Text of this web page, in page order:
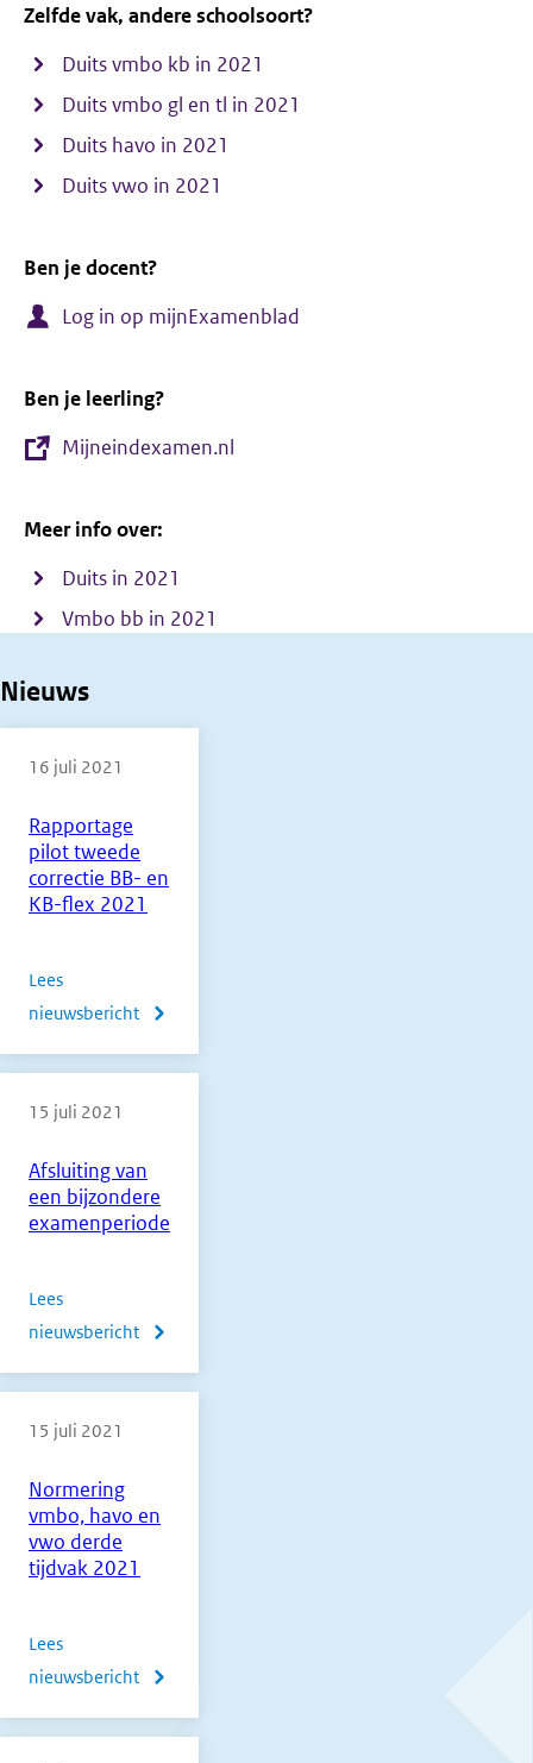
Zelfde vak, andere schoolsoort?
Duits vmbo kb in 2021
Duits vmbo gl en tl in 2021
Duits havo in 2021
Duits vwo in 2021
Ben je docent?
Log in op mijnExamenblad
Ben je leerling?
Mijneindexamen.nl
Meer info over:
Duits in 2021
Vmbo bb in 2021
Nieuws
Rapportage
pilot tweede
correctie BB- en
KB-flex 2021
16 juli 2021
Lees
nieuwsbericht
over
pilot
BB-
en
Afsluiting van
een bijzondere
examenperiode
15 juli 2021
Lees
nieuwsbericht
over
van
Normering
vmbo, havo en
vwo derde
tijdvak 2021
15 juli 2021
Lees
nieuwsbericht
over
vmbo,